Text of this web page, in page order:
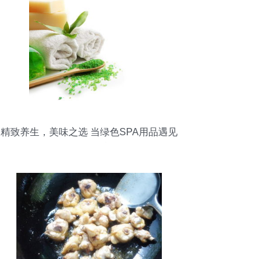
精致养生，美味之选 当绿色SPA用品遇见